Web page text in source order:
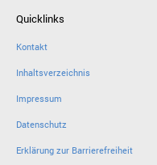
Quicklinks
Kontakt
Inhaltsverzeichnis
Impressum
Datenschutz
Erklärung zur Barrierefreiheit